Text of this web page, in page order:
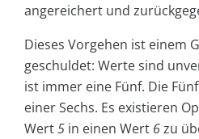
angereichert und
Dieses Vorgehen ist einem
geschuldet: Werte sind
ist immer eine Fünf. Die
einer Sechs. Es existieren
Wert5 in einen Wert 6zu